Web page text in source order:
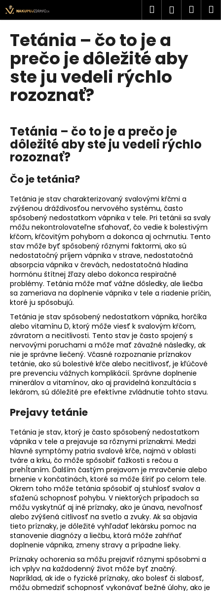
Prejsť
na
obsah
Hľadať
Tetánia – čo to je a
prečo je dôležité aby
ste ju vedeli rýchlo
rozoznať?
Tetánia – čo to je a prečo je
dôležité aby ste ju vedeli rýchlo
rozoznať?
Čo je tetánia?
Tetánia je stav charakterizovaný svalovými kŕčmi a
zvýšenou dráždivosťou nervového systému, často
spôsobený nedostatkom vápnika v tele. Pri tetánii sa svaly
môžu nekontrolovateľne sťahovať, čo vedie k bolestivým
kŕčom, kŕčovitým pohybom a dokonca aj ochrnutiu. Tento
stav môže byť spôsobený rôznymi faktormi, ako sú
nedostatočný príjem vápnika v strave, nedostatočná
absorpcia vápnika v črevách, nedostatočná hladina
hormónu štítnej žľazy alebo dokonca respiračné
problémy. Tetánia môže mať vážne dôsledky, ale liečba
sa zameriava na doplnenie vápnika v tele a riadenie príčin,
ktoré ju spôsobujú.
Tetánia je stav spôsobený nedostatkom vápnika, horčíka
alebo vitamínu D, ktorý môže viesť k svalovým kŕčom,
závratom a necitlivosti. Tento stav je často spojený s
nervovými poruchami a môže mať závažné následky, ak
nie je správne liečený. Včasné rozpoznanie príznakov
tetánie, ako sú bolestivé kŕče alebo necitlivosť, je kľúčové
pre prevenciu vážnych komplikácií. Správne doplnenie
minerálov a vitamínov, ako aj pravidelná konzultácia s
lekárom, sú dôležité pre efektívne zvládnutie tohto stavu.
Prejavy tetánie
Tetánia je stav, ktorý je často spôsobený nedostatkom
vápnika v tele a prejavuje sa rôznymi príznakmi. Medzi
hlavné symptómy patria svalové kŕče, najmä v oblasti
tváre a krku, čo môže spôsobiť ťažkosti s rečou a
prehĺtaním. Ďalším častým prejavom je mravčenie alebo
brnenie v končatinách, ktoré sa môže šíriť po celom tele.
Okrem toho môže tetánia spôsobiť aj stuhlosť svalov a
sťaženú schopnosť pohybu. V niektorých prípadoch sa
môžu vyskytnúť aj iné príznaky, ako je únava, nevoľnosť
alebo zvýšená citlivosť na svetlo a zvuky. Ak sa objavia
tieto príznaky, je dôležité vyhľadať lekársku pomoc na
stanovenie diagnózy a liečbu, ktorá môže zahŕňať
doplnenie vápnika, zmeny stravy a prípadne lieky.
Príznaky ochorenia sa môžu prejaviť rôznymi spôsobmi a
ich vplyv na každodenný život môže byť značný.
Napríklad, ak ide o fyzické príznaky, ako bolesť či slabosť,
môžu obmedziť schopnosť vykonávať bežné úlohy, ako je
K
o
Č
o
p
o
t
e
b
u
j
e
t
e
n
á
j
s
ť
?
HĽADAŤ
O
d
o
ú
č
a
m
e
NZ
DERMOCOSMETICS
ROSACEA
–
DERMOKOZMETICKÝ
KRÉM
NA
REDUKCIU
ZAČERVENANIA
A